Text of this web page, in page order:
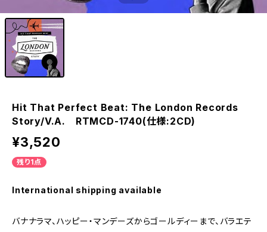
Hit That Perfect Beat: The London Records
Story/V.A. RTMCD-1740(仕様:2CD)
¥3,520
残り1点
International shipping available
バナナラマ、ハッピー・マンデーズからゴールディーまで、バラエテ